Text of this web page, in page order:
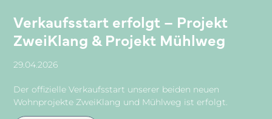
Verkaufsstart erfolgt – Projekt
ZweiKlang & Projekt Mühlweg
29.04.2026
Der offizielle Verkaufsstart unserer beiden neuen
Wohnprojekte ZweiKlang und Mühlweg ist erfolgt.